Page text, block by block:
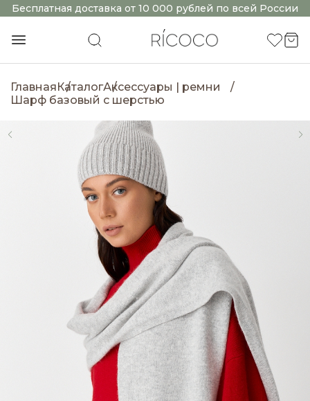
Бесплатная доставка от 10 000 рублей по всей России
ГлавнаяКаталогАксессуары | ремни
Шарф базовый с шерстью